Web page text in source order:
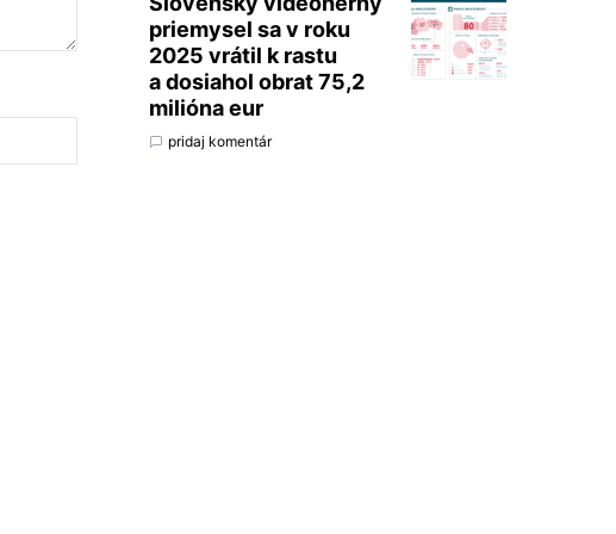
priemysel sa v roku
2025 vrátil k rastu
a dosiahol obrat 75,2
milióna eur
pridaj komentár